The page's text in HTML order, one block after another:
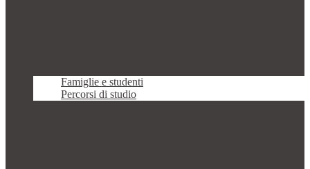
Famiglie e studenti
Percorsi di studio